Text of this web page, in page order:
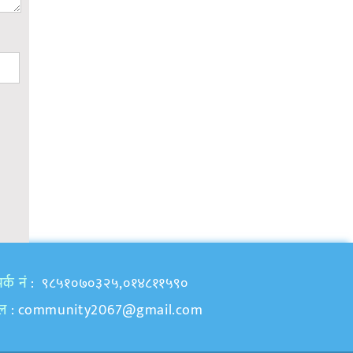
नं: ९८५१०७०३२५,०१४८११५९०
:community2067@gmail.com